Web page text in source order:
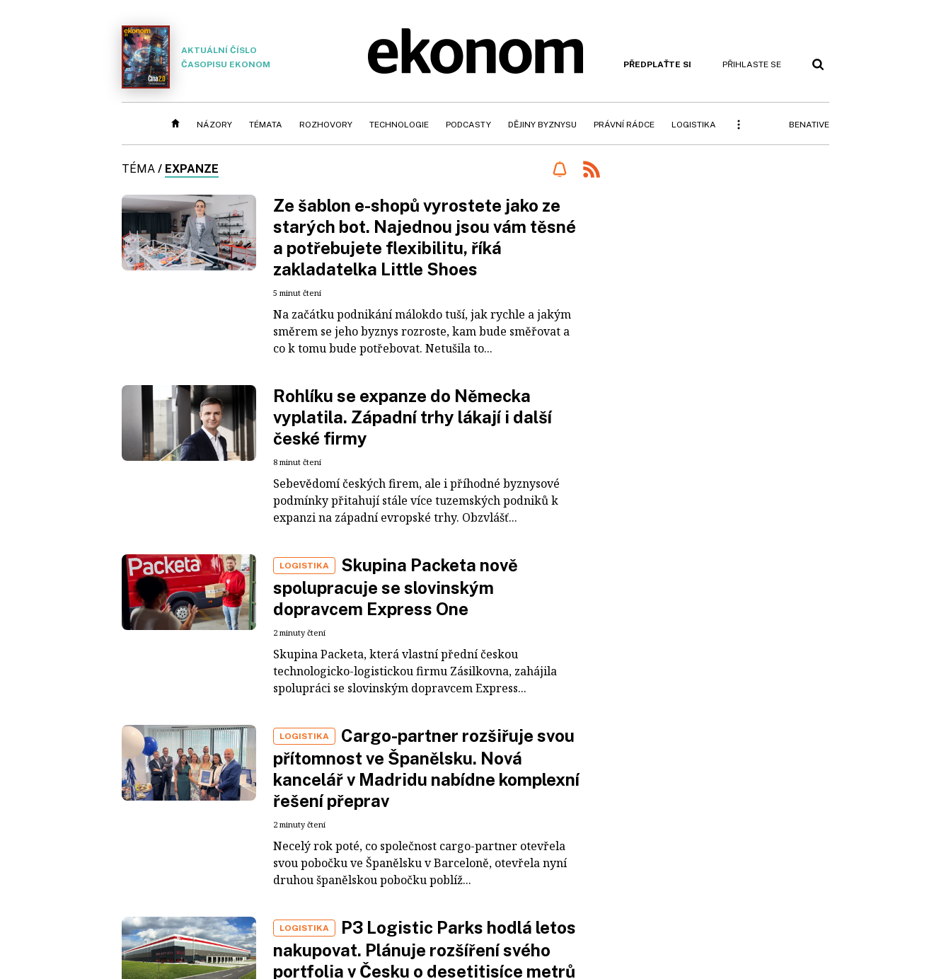
AKTUÁLNÍ ČÍSLO
ČASOPISU EKONOM
PŘEDPLAŤTE SI PŘIHLASTE SE
NÁZORY TÉMATA ROZHOVORY TECHNOLOGIE PODCASTY DĚJINY BYZNYSU PRÁVNÍ RÁDCE LOGISTIKA BENATIVE
TÉMA / EXPANZE
Ze šablon e-shopů vyrostete jako ze
starých bot. Najednou jsou vám těsné
a potřebujete flexibilitu, říká
zakladatelka Little Shoes
5 minut čtení
Na začátku podnikání málokdo tuší, jak rychle a jakým
směrem se jeho byznys rozroste, kam bude směřovat a
co k tomu bude potřebovat. Netušila to...
Rohlíku se expanze do Německa
vyplatila. Západní trhy lákají i další
české firmy
8 minut čtení
Sebevědomí českých firem, ale i příhodné byznysové
podmínky přitahují stále více tuzemských podniků k
expanzi na západní evropské trhy. Obzvlášť...
LOGISTIKA
Skupina Packeta nově
spolupracuje se slovinským
dopravcem Express One
2 minuty čtení
Skupina Packeta, která vlastní přední českou
technologicko-logistickou firmu Zásilkovna, zahájila
spolupráci se slovinským dopravcem Express...
LOGISTIKA
Cargo-partner rozšiřuje svou
přítomnost ve Španělsku. Nová
kancelář v Madridu nabídne komplexní
řešení přeprav
2 minuty čtení
Necelý rok poté, co společnost cargo-partner otevřela
svou pobočku ve Španělsku v Barceloně, otevřela nyní
druhou španělskou pobočku poblíž...
LOGISTIKA
P3 Logistic Parks hodlá letos
nakupovat. Plánuje rozšíření svého
portfolia v Česku o desetitisíce metrů